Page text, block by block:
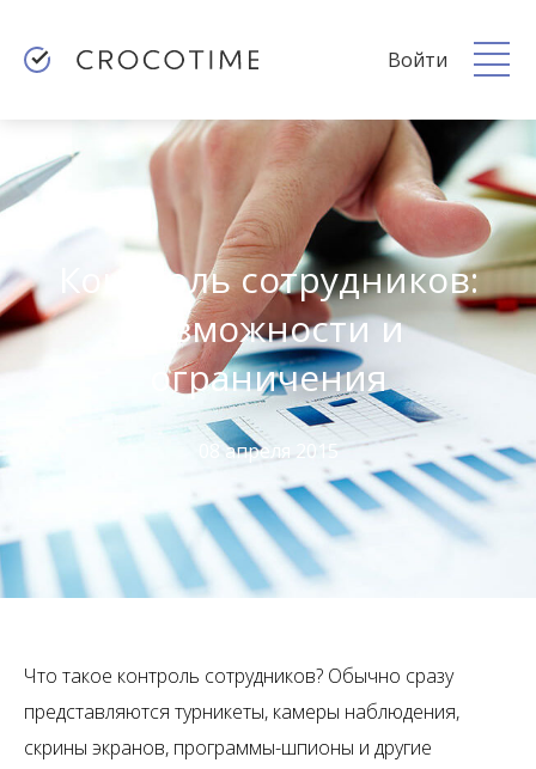
Войти
Контроль сотрудников:
возможности и
ограничения
08 апреля 2015
Что такое контроль сотрудников? Обычно сразу
представляются турникеты, камеры наблюдения,
скрины экранов, программы-шпионы и другие